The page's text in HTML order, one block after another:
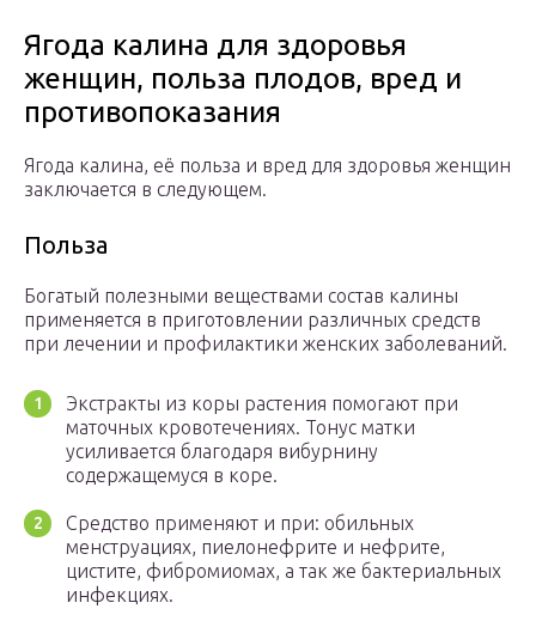
Ягода калина для здоровья
женщин, польза плодов, вред и
противопоказания
Ягода калина, её польза и вред для здоровья женщин
заключается в следующем.
Польза
Богатый полезными веществами состав калины
применяется в приготовлении различных средств
при лечении и профилактики женских заболеваний.
Экстракты из коры растения помогают при
маточных кровотечениях. Тонус матки
усиливается благодаря вибурнину
содержащемуся в коре.
Средство применяют и при: обильных
менструациях, пиелонефрите и нефрите,
цистите, фибромиомах, а так же бактериальных
инфекциях.